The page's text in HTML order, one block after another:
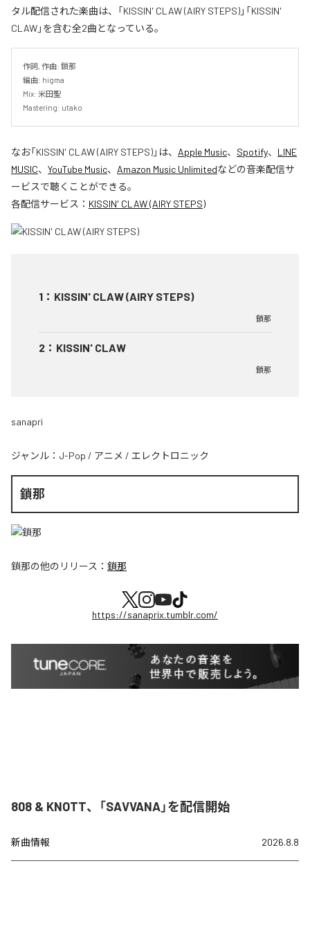
タル配信された楽曲は、「KISSIN' CLAW (AIRY STEPS)」「KISSIN'
CLAW」を含む全2曲となっている。
作詞, 作曲: 鎖那
編曲: higma
Mix: 米田聖
Mastering: utako
なお「KISSIN' CLAW (AIRY STEPS)」は、 Apple Music、 Spotify、 LINE
MUSIC、 YouTube Music、 Amazon Music Unlimitedなどの音楽配信サ
ービスで聴くことができる。
各配信サービス： KISSIN' CLAW (AIRY STEPS)
1 ： KISSIN' CLAW (AIRY STEPS)
鎖那
2 ： KISSIN' CLAW
鎖那
sanapri
ジャンル： J-Pop / アニメ / エレクトロニック
鎖那
鎖那の他のリリース： 鎖那
https://sanaprix.tumblr.com/
808 & KNOTT、「SAVVANA」を配信開始
新曲情報 2026.8.8